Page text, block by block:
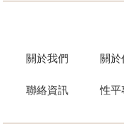
關於我們
聯絡資訊
關於
性平